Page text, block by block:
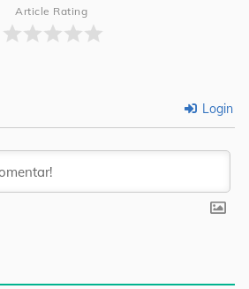
Article Rating
Login